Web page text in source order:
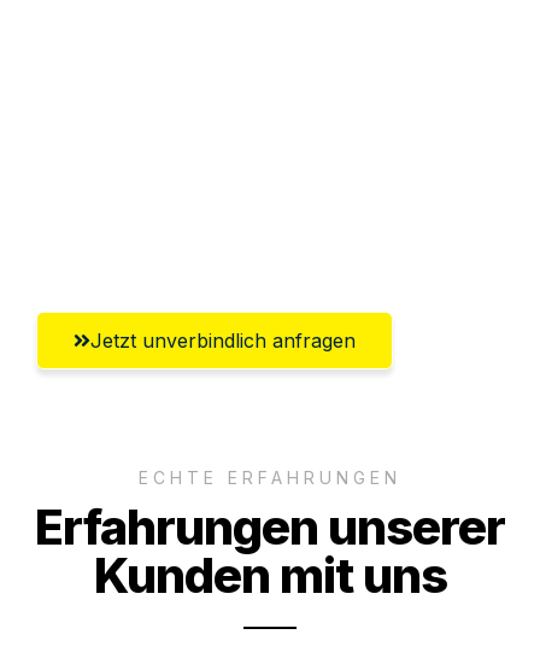
Jetzt unverbindlich anfragen
ECHTE ERFAHRUNGEN
Erfahrungen unserer
Kunden mit uns